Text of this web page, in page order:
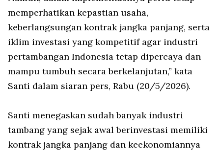
memperhatikan kepastian usaha,
keberlangsungan kontrak jangka panjang, serta
iklim investasi yang kompetitif agar industri
pertambangan Indonesia tetap dipercaya dan
mampu tumbuh secara berkelanjutan,” kata
Santi dalam siaran pers, Rabu (20/5/2026).
Santi menegaskan sudah banyak industri
tambang yang sejak awal berinvestasi memiliki
kontrak jangka panjang dan keekonomiannya